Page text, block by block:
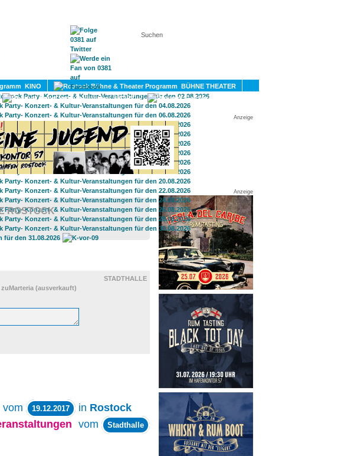
KONTAKT
KINO
BÜHNE THEATER
SPORT
Anzeige
Anzeige
ROSTOCK
STADTHALLE
vom 19.12.2017 in Rostock
vom Stadthalle